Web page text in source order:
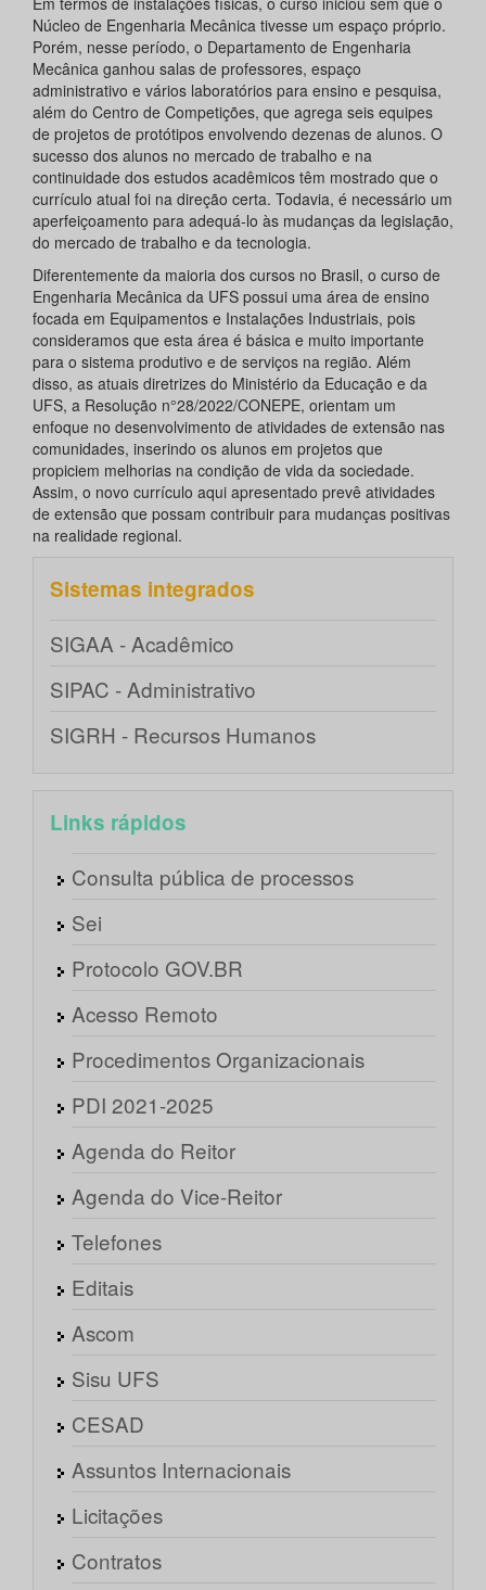
Núcleo de Engenharia Mecânica tivesse um espaço próprio.
Porém, nesse período, o Departamento de Engenharia
Mecânica ganhou salas de professores, espaço
administrativo e vários laboratórios para ensino e pesquisa,
além do Centro de Competições, que agrega seis equipes
de projetos de protótipos envolvendo dezenas de alunos. O
sucesso dos alunos no mercado de trabalho e na
continuidade dos estudos acadêmicos têm mostrado que o
currículo atual foi na direção certa. Todavia, é necessário um
aperfeiçoamento para adequá-lo às mudanças da legislação,
do mercado de trabalho e da tecnologia.
Diferentemente da maioria dos cursos no Brasil, o curso de
Engenharia Mecânica da UFS possui uma área de ensino
focada em Equipamentos e Instalações Industriais, pois
consideramos que esta área é básica e muito importante
para o sistema produtivo e de serviços na região. Além
disso, as atuais diretrizes do Ministério da Educação e da
UFS, a Resolução n°28/2022/CONEPE, orientam um
enfoque no desenvolvimento de atividades de extensão nas
comunidades, inserindo os alunos em projetos que
propiciem melhorias na condição de vida da sociedade.
Assim, o novo currículo aqui apresentado prevê atividades
de extensão que possam contribuir para mudanças positivas
na realidade regional.
Sistemas integrados
SIGAA - Acadêmico
SIPAC - Administrativo
SIGRH - Recursos Humanos
Links rápidos
Consulta pública de processos
Sei
Protocolo GOV.BR
Acesso Remoto
Procedimentos Organizacionais
PDI 2021-2025
Agenda do Reitor
Agenda do Vice-Reitor
Telefones
Editais
Ascom
Sisu UFS
CESAD
Assuntos Internacionais
Licitações
Contratos